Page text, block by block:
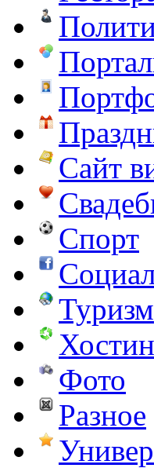
Сайт
Спорт
Туризм
Фото
Разное